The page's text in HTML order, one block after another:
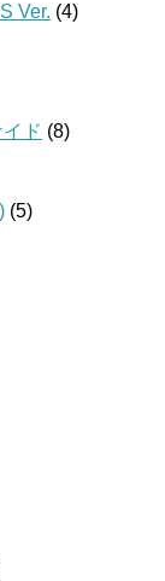
Ver. (4)
ド (8)
(5)